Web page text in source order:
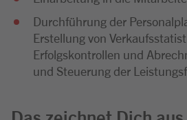
Durchführung der
Erstellung von
Erfolgskontrollen und
und Steuerung der